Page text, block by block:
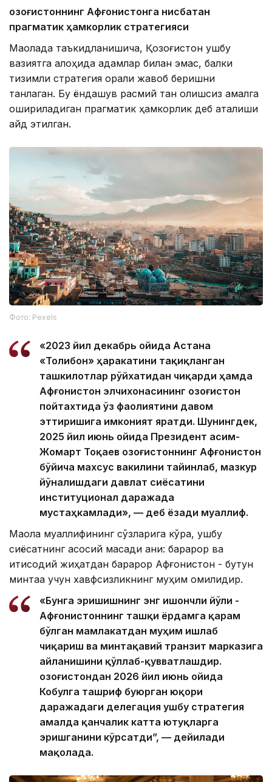
Қозоғистоннинг Афғонистонга нисбатан
прагматик ҳамкорлик стратегияси
Мақолада таъкидланишича, Қозоғистон ушбу
вазиятга алоҳида қадамлар билан эмас, балки
тизимли стратегия орқали жавоб беришни
танлаган. Бу ёндашув расмий тан олишсиз амалга
ошириладиган прагматик ҳамкорлик деб аталиши
қайд этилган.
Фото: Pexels
«2023 йил декабрь ойида Астана
«Толибон» ҳаракатини тақиқланган
ташкилотлар рўйхатидан чиқарди ҳамда
Афғонистон элчихонасининг Қозоғистон
пойтахтида ўз фаолиятини давом
эттиришига имконият яратди. Шунингдек,
2025 йил июнь ойида Президент Қасим-
Жомарт Тоқаев Қозоғистоннинг Афғонистон
бўйича махсус вакилини тайинлаб, мазкур
йўналишдаги давлат сиёсатини
институционал даражада
мустаҳкамлади», — деб ёзади муаллиф.
Мақола муаллифининг сўзларига кўра, ушбу
сиёсатнинг асосий мақсади аниқ: барқарор ва
иқтисодий жиҳатдан барқарор Афғонистон - бутун
минтақа учун хавфсизликнинг муҳим омилидир.
«Бунга эришишнинг энг ишончли йўли -
Афғонистоннинг ташқи ёрдамга қарам
бўлган мамлакатдан муҳим ишлаб
чиқариш ва минтақавий транзит марказига
айланишини қўллаб-қувватлашдир.
Қозоғистондан 2026 йил июнь ойида
Кобулга ташриф буюрган юқори
даражадаги делегация ушбу стратегия
амалда қанчалик катта ютуқларга
эришганини кўрсатди”, — дейилади
мақолада.